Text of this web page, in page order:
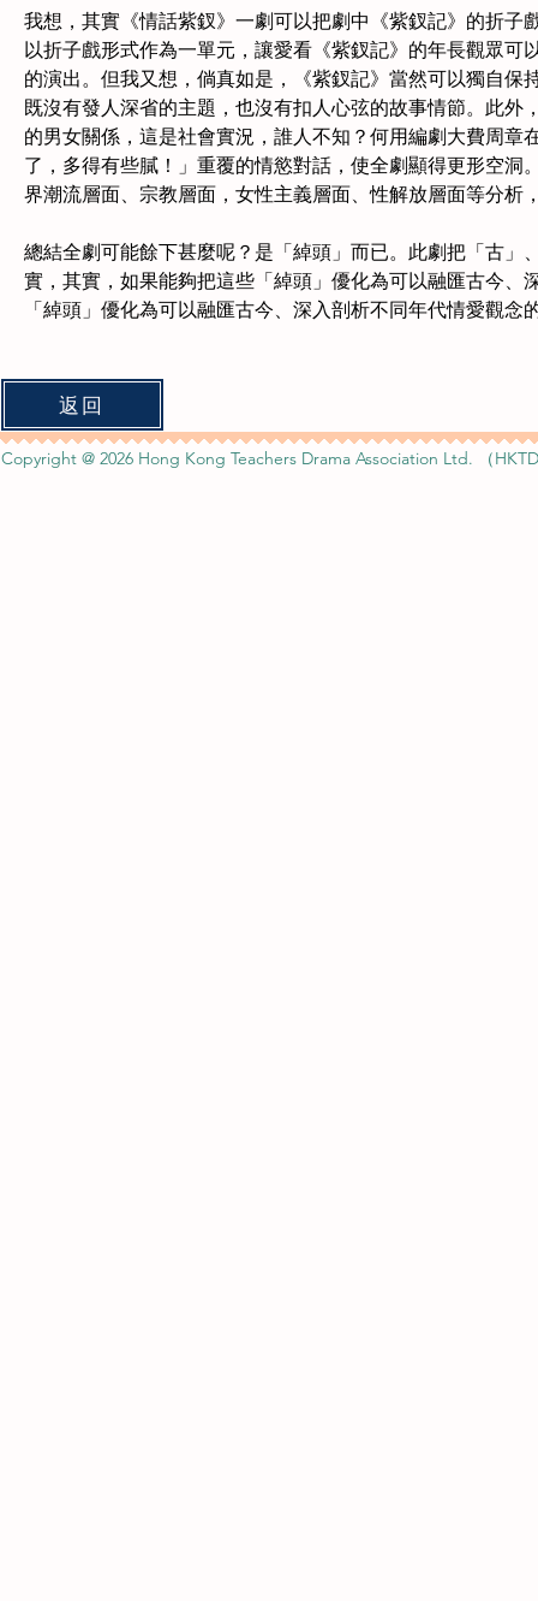
我想，其實《情話紫釵》一劇可以把劇中《紫釵記》的折
以折子戲形式作為一單元，讓愛看《紫釵記》的年長觀眾
的演出。但我又想，倘真如是，《紫釵記》當然可以獨自
既沒有發人深省的主題，也沒有扣人心弦的故事情節。此
的男女關係，這是社會實況，誰人不知？何用編劇大費周
了，多得有些膩！」重覆的情慾對話，使全劇顯得更形空
界潮流層面、宗教層面，女性主義層面、性解放層面等分
總結全劇可能餘下甚麼呢？是「綽頭」而已。此劇把「古
實，其實，如果能夠把這些「綽頭」優化為可以融匯古今
「綽頭」優化為可以融匯古今、深入剖析不同年代情愛觀
返回
Copyright @ 2026 Hong Kong Teachers Drama Association Ltd. （